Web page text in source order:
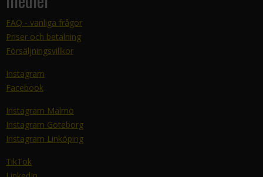
FAQ - vanliga frågor
Priser och betalning
Försäljningsvillkor
Instagram
Facebook
Instagram Malmö
Instagram Göteborg
Instagram Linköping
TikTok